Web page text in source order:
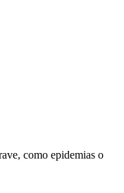
como epidemias o